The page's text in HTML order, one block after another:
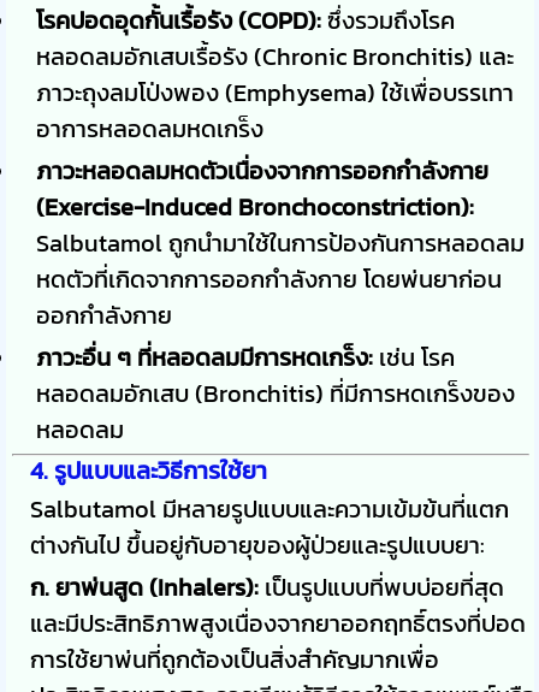
โรคปอดอุดกั้นเรื้อรัง (COPD):ซึ่งรวมถึงโรค
หลอดลมอักเสบเรื้อรัง (Chronic Bronchitis) และ
ภาวะถุงลมโป่งพอง (Emphysema) ใช้เพื่อบรรเทา
อาการหลอดลมหดเกร็ง
ภาวะหลอดลมหดตัวเนื่องจากการออกกำลังกาย
(Exercise-Induced Bronchoconstriction):
Salbutamol ถูกนำมาใช้ในการป้องกันการหลอดลม
หดตัวที่เกิดจากการออกกำลังกาย โดยพ่นยาก่อน
ออกกำลังกาย
ภาวะอื่น ๆ ที่หลอดลมมีการหดเกร็ง: เช่น โรค
หลอดลมอักเสบ (Bronchitis) ที่มีการหดเกร็งของ
หลอดลม
4. รูปแบบและวิธีการใช้ยา
Salbutamol มีหลายรูปแบบและความเข้มข้นที่แตก
ต่างกันไป ขึ้นอยู่กับอายุของผู้ป่วยและรูปแบบยา:
ก. ยาพ่นสูด (Inhalers): เป็นรูปแบบที่พบบ่อยที่สุด
และมีประสิทธิภาพสูงเนื่องจากยาออกฤทธิ์ตรงที่ปอด
การใช้ยาพ่นที่ถูกต้องเป็นสิ่งสำคัญมากเพื่อ